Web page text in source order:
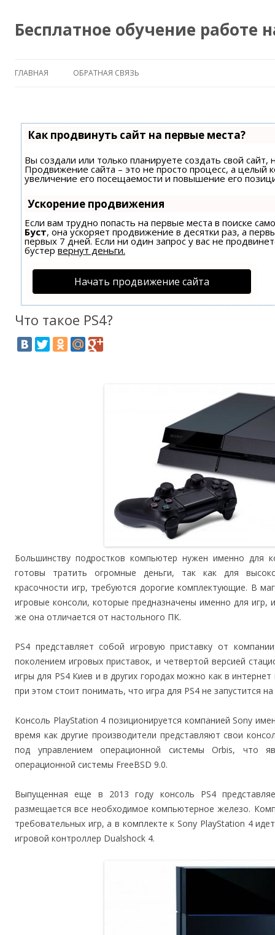
Бесплатное обучение работе
ГЛАВНАЯ ОБРАТНАЯ СВЯЗЬ
Как продвинуть сайт на первые места?
Вы создали или только планируете создать свой сайт,
Продвижение сайта – это не просто процесс, а целый
увеличение его посещаемости и повышение его
Ускорение продвижения
Если вам трудно попасть на первые места в поиске
Буст, она ускоряет продвижение в десятки раз, а
первых 7 дней. Если ни один запрос у вас не
бустер вернут деньги.
Начать продвижение сайта
Что такое PS4?
Большинству подростков компьютер нужен именно для
готовы тратить огромные деньги, так как для
красочности игр, требуются дорогие комплектующие. В
игровые консоли, которые предназначены именно для
же она отличается от настольного ПК.
PS4 представляет собой игровую приставку от
поколением игровых приставок, и четвертой версией
игры для PS4 Киев и в других городах можно как в
при этом стоит понимать, что игра для PS4 не запустится
Консоль PlayStation 4 позиционируется компанией Sony
время как другие производители представляют свои
под управлением операционной системы Orbis, что
операционной системы FreeBSD 9.0.
Выпущенная еще в 2013 году консоль PS4
размещается все необходимое компьютерное железо.
требовательных игр, а в комплекте к Sony PlayStation 4
игровой контроллер Dualshock 4.